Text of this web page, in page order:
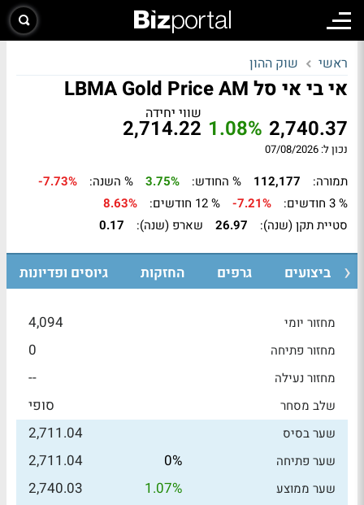
ראשי שוק ההון
אי בי אי סל LBMA Gold Price AM
2,740.37
1.08%
שווי יחידה
2,714.22
נכון ל: 07/08/2026
תמורה: 112,177 % החודש: 3.75% % השנה:
-7.73%
% 3 חודשים:
-7.21% % 12 חודשים:
8.63%
סטיית תקן (שנה):
26.97 שארפ (שנה): 0.17
ביצועים גרפים החזקות גיוסים ופדיונות
מחזור יומי 4,094
מחזור פתיחה 0
מחזור נעילה --
שלב מסחר סופי
שער בסיס 2,711.04
שער פתיחה 0%
2,711.04
שער ממוצע 1.07%
2,740.03